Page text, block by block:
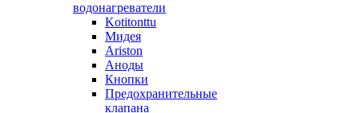
водонагреватели
Kotitonttu
Мидея
Ariston
Аноды
Кнопки
Предохранительные
клапана